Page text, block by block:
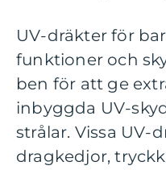
UV-dräkter för
funktioner och
ben för att ge
inbyggda UV-
strålar. Vissa
dragkedjor,